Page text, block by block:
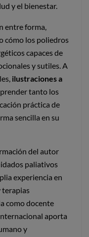
y el bienestar.
entre forma,
cómo los poliedros
capaces de
y sutiles. A
ilustraciones a
tanto los
práctica de
sencilla en su
del autor
paliativos
experiencia en
terapias
como docente
aporta
y